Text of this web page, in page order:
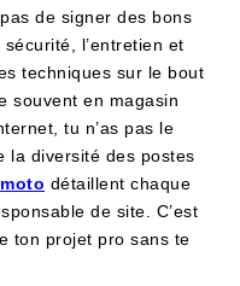
de signer des bons
l’entretien et
techniques sur le bout
souvent en magasin
tu n’as pas le
la diversité des postes
détaillent chaque
de site. C’est
ton projet pro sans te